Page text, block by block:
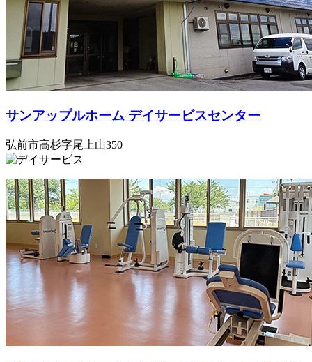
サンアップルホーム デイサービスセンター
弘前市高杉字尾上山350